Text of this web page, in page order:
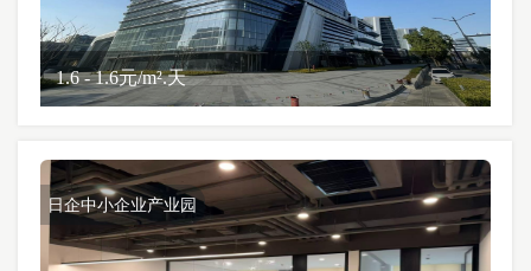
1.6 - 1.6元/m².天
日企中小企业产业园